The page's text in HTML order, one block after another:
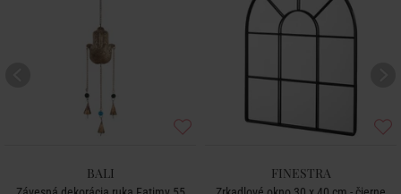
BALI FINESTRA